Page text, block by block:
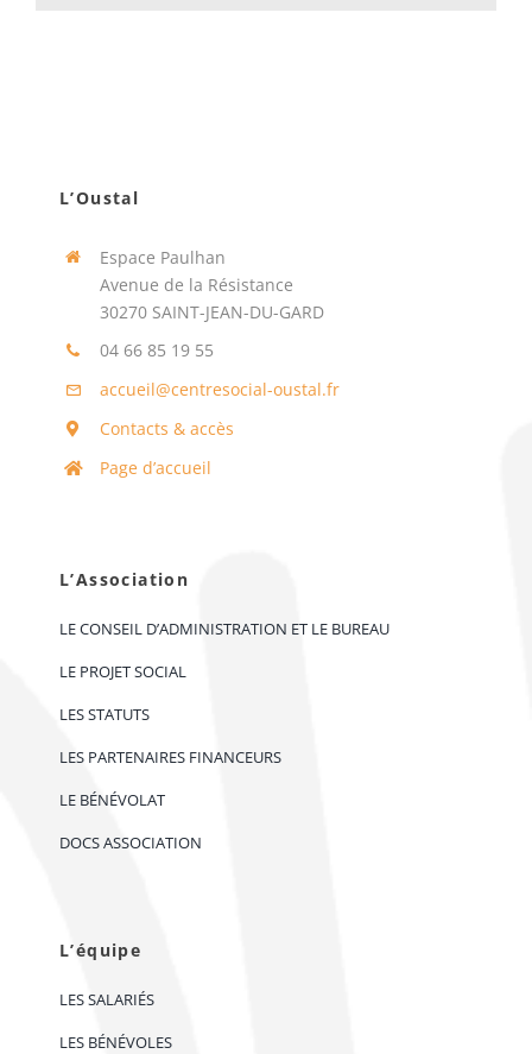
L’Oustal
Espace Paulhan
Avenue de la Résistance
30270 SAINT-JEAN-DU-GARD
04 66 85 19 55
accueil@centresocial-oustal.fr
Contacts & accès
Page d’accueil
L’Association
LE CONSEIL D’ADMINISTRATION ET LE BUREAU
LE PROJET SOCIAL
LES STATUTS
LES PARTENAIRES FINANCEURS
LE BÉNÉVOLAT
DOCS ASSOCIATION
L’équipe
LES SALARIÉS
LES BÉNÉVOLES